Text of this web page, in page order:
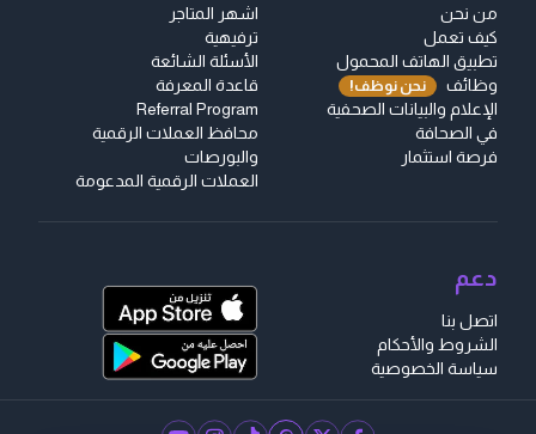
من نحن
كيف تعمل
تطبيق الهاتف المحمول
وظائف
نحن نوظف!
الإعلام والبيانات الصحفية
في الصحافة
فرصة استثمار
اشهر المتاجر
ترفيهية
الأسئلة الشائعة
قاعدة المعرفة
Referral Program
محافظ العملات الرقمية
والبورصات
العملات الرقمية المدعومة
دعم
اتصل بنا
الشروط والأحكام
سياسة الخصوصية